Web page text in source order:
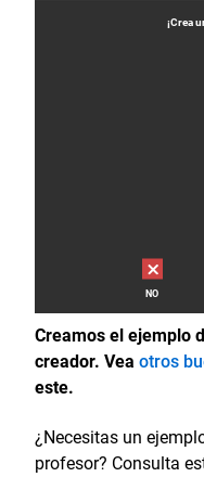
¡Crea
NO
Creamos el ejemplo
creador. Vea otros
este.
¿Necesitas un
profesor? Consulta